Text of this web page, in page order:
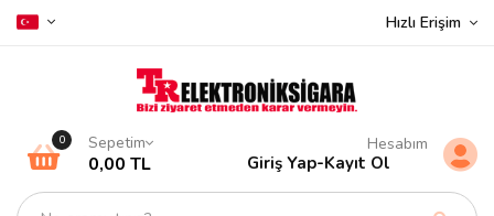
Hızlı Erişim
0 Sepetim
0,00 TL
Hesabım
Giriş Yap-Kayıt Ol